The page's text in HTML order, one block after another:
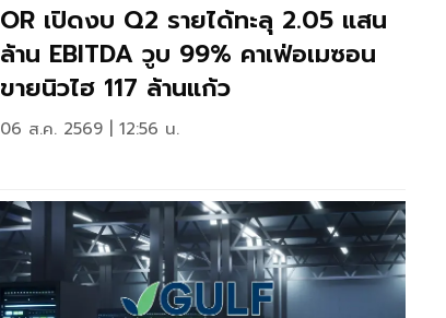
OR เปิดงบ Q2 รายได้ทะลุ 2.05 แสน
ล้าน EBITDA วูบ 99% คาเฟ่อเมซอน
ขายนิวไฮ 117 ล้านแก้ว
06 ส.ค. 2569 | 12:56 น.